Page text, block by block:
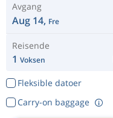
Avgang
Aug 14, Fre
Reisende
1 Voksen
Fleksible datoer
Carry-on baggage